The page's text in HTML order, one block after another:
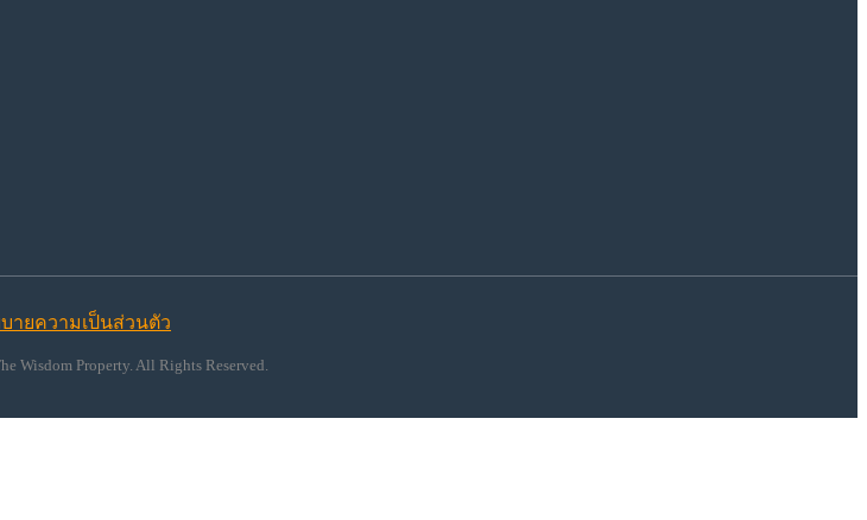
ายความเป็นส่วนตัว
Wisdom Property. All Rights Reserved.